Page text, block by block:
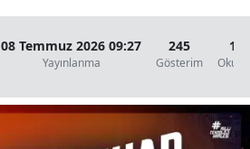
Diyarbakır
Edirne
Elazığ
08 Temmuz 2026 09:27
Yayınlanma
245
Gösterim
1